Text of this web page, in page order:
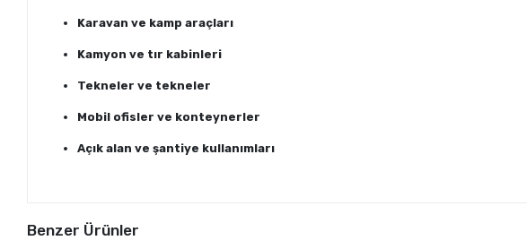
Karavan ve kamp araçları
Kamyon ve tır kabinleri
Tekneler ve tekneler
Mobil ofisler ve konteynerler
Açık alan ve şantiye kullanımları
Benzer Ürünler